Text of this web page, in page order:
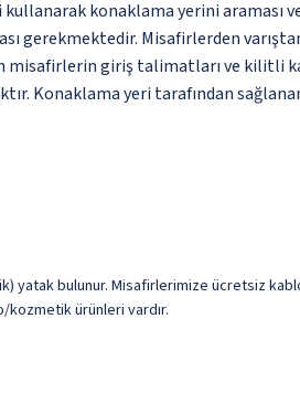
konaklama yerini araması
gerekmektedir. Misafirlerden
misafirlerin giriş talimatları ve
Konaklama yeri tarafından
yatak bulunur. Misafirlerimize ücretsiz
kozmetik ürünleri vardır.